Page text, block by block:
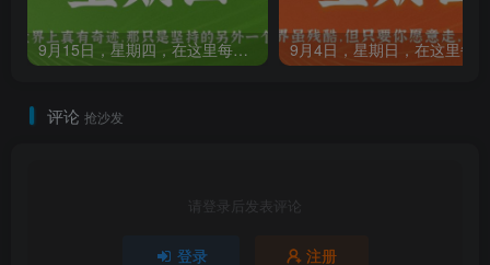
9月15日，星期四，在这里每天60秒读懂世界！
评论 抢沙发
请登录后发表评论
登录 注册